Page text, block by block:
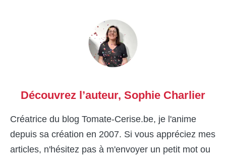
Découvrez l’auteur, Sophie Charlier
Créatrice du blog Tomate-Cerise.be, je l'anime
depuis sa création en 2007. Si vous appréciez mes
articles, n'hésitez pas à m'envoyer un petit mot ou